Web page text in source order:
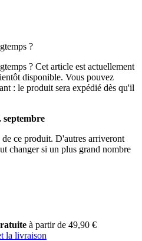
?
? Cet article est actuellement
disponible. Vous pouvez
: le produit sera expédié dès qu'il
ce produit. D'autres arriveront
changer si un plus grand nombre
à partir de 49,90 €
la livraison